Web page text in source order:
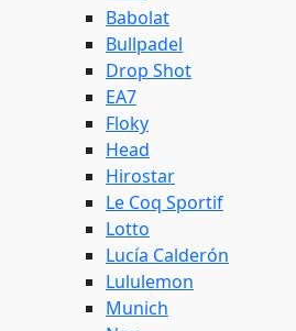
Babolat
Bullpadel
Drop Shot
EA7
Floky
Head
Hirostar
Le Coq Sportif
Lotto
Lucía Calderón
Lululemon
Munich